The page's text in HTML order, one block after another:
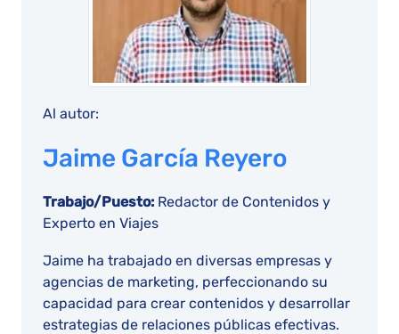
Al autor:
Jaime García Reyero
Trabajo/Puesto: Redactor de Contenidos y
Experto en Viajes
Jaime ha trabajado en diversas empresas y
agencias de marketing, perfeccionando su
capacidad para crear contenidos y desarrollar
estrategias de relaciones públicas efectivas.